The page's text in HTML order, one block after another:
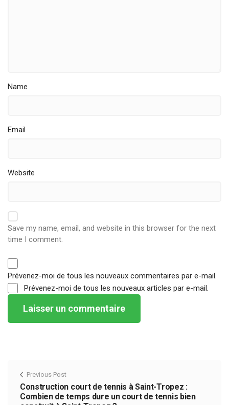
Name
Email
Website
Save my name, email, and website in this browser for the next
time I comment.
Prévenez-moi de tous les nouveaux commentaires par e-mail.
Prévenez-moi de tous les nouveaux articles par e-mail.
Previous Post
Construction court de tennis à Saint-Tropez :
Combien de temps dure un court de tennis bien